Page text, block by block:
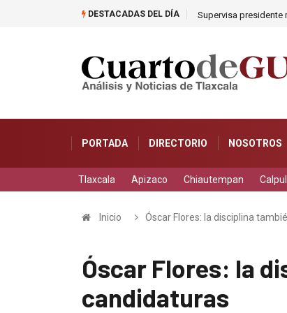
DESTACADAS DEL DÍA Supervisa presidente
PORTADA DIRECTORIO NOSOTROS
Tlaxcala Apizaco Chiautempan
Inicio Óscar Flores: la disciplina
Óscar Flores: la
candidaturas